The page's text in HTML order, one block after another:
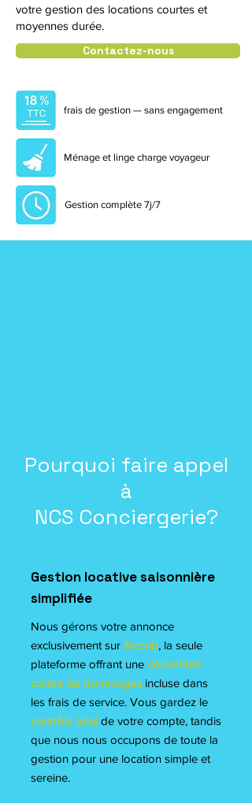
votre gestion des locations courtes et
moyennes durée.
Contactez-nous
frais de gestion — sans engagement
Ménage et linge charge voyageur
Gestion complète 7j/7
Pourquoi faire appel
à
NCS Conciergerie?
Gestion locative saisonnière
simplifiée
Nous gérons votre annonce
exclusivement sur Airbnb, la seule
plateforme offrant une couverture
contre les dommages incluse dans
les frais de service. Vous gardez le
contrôle total de votre compte, tandis
que nous nous occupons de toute la
gestion pour une location simple et
sereine.